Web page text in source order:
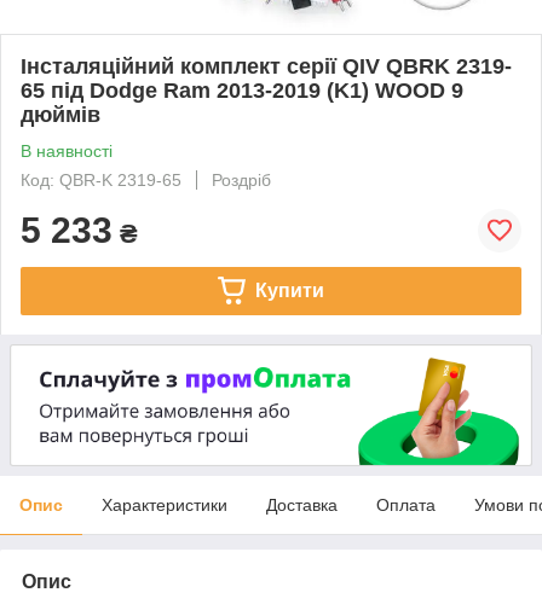
Інсталяційний комплект серії QIV QBRK 2319-
65 під Dodge Ram 2013-2019 (K1) WOOD 9
дюймів
В наявності
Код: QBR-K 2319-65
Роздріб
5 233 ₴
Купити
Опис Характеристики Доставка Оплата Умови
Опис